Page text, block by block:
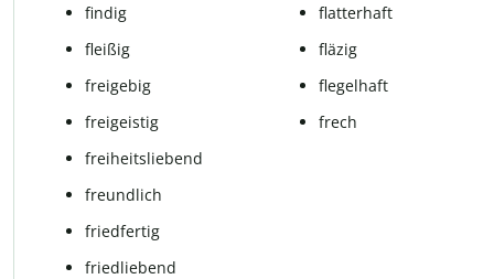
fin­dig
fleißig
freigebig
freigeistig
freiheitsliebend
freundlich
friedfertig
friedliebend
flat­ter­haft
flä­zig
fle­gel­haft
frech